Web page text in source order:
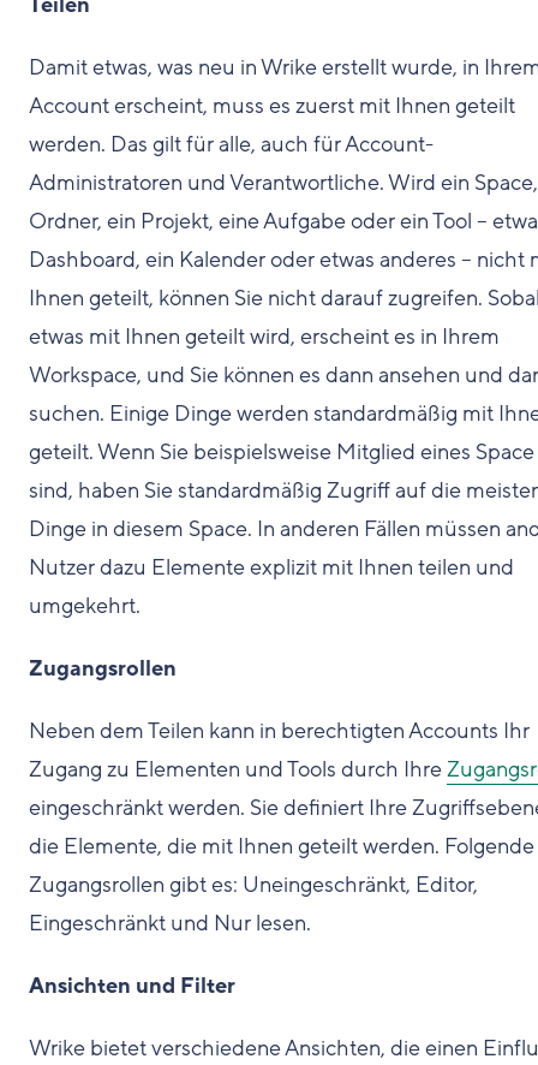
Damit etwas, was neu in Wrike erstellt wurde, in
Account erscheint, muss es zuerst mit Ihnen geteilt
werden. Das gilt für alle, auch für Account-
Administratoren und Verantwortliche. Wird ein
Ordner, ein Projekt, eine Aufgabe oder ein Tool –
Dashboard, ein Kalender oder etwas anderes – nicht
Ihnen geteilt, können Sie nicht darauf zugreifen.
etwas mit Ihnen geteilt wird, erscheint es in Ihrem
Workspace, und Sie können es dann ansehen und
suchen. Einige Dinge werden standardmäßig mit
geteilt. Wenn Sie beispielsweise Mitglied eines Space
sind, haben Sie standardmäßig Zugriff auf die
Dinge in diesem Space. In anderen Fällen müssen
Nutzer dazu Elemente explizit mit Ihnen teilen und
umgekehrt.
Zugangsrollen
Neben dem Teilen kann in berechtigten Accounts Ihr
Zugang zu Elementen und Tools durch Ihre
eingeschränkt werden. Sie definiert Ihre
die Elemente, die mit Ihnen geteilt werden. Folgende
Zugangsrollen gibt es: Uneingeschränkt, Editor,
Eingeschränkt und Nur lesen.
Ansichten und Filter
Wrike bietet verschiedene Ansichten, die einen